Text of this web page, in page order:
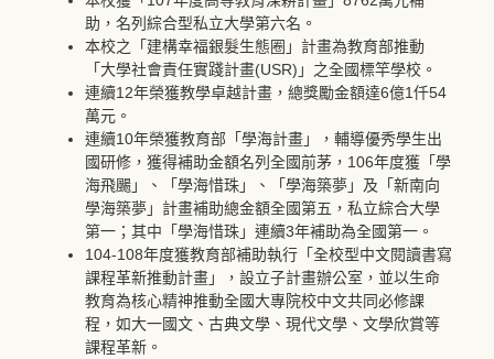
助，名列綜合型私立大學第六名。
本校之「建構幸福銀髮生態圈」計畫為教育部推動
「大學社會責任實踐計畫(USR)」之全國標竿學校。
連續12年榮獲教學卓越計畫，總獎勵金額達6億1仟54
萬元。
連續10年榮獲教育部「學海計畫」，輔導優秀學生出
國研修，獲得補助金額名列全國前茅，106年度獲「學
海飛颺」、「學海惜珠」、「學海築夢」及「新南向
學海築夢」計畫補助總金額全國第五，私立綜合大學
第一；其中「學海惜珠」連續3年補助為全國第一。
104-108年度獲教育部補助執行「全校型中文閱讀書寫
課程革新推動計畫」，設立子計畫辦公室，並以生命
教育為核心精神推動全國大專院校中文共同必修課
程，如大一國文、古典文學、現代文學、文學欣賞等
課程革新。